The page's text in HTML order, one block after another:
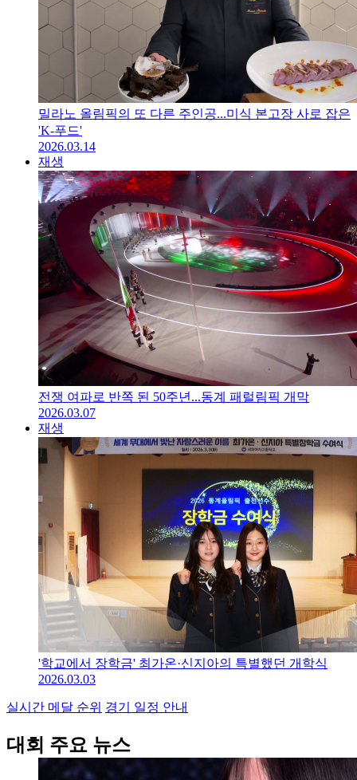
밀라노 올림픽의 또 다른 주인공...미식 본고장 사로 잡은
'K-푸드'
2026.03.14
재생
전쟁 여파로 반쪽 된 50주년...동계 패럴림픽 개막
2026.03.07
재생
'학교에서 장학금' 최가온·신지아의 특별했던 개학식
2026.03.03
실시간 메달 순위 경기 일정 안내
대회 주요 뉴스